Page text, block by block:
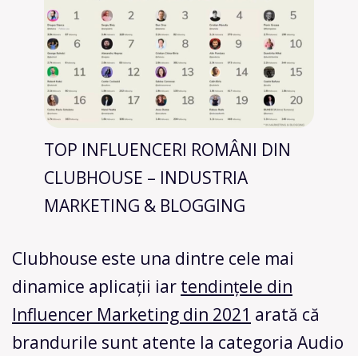
TOP INFLUENCERI ROMÂNI DIN
CLUBHOUSE – INDUSTRIA
MARKETING & BLOGGING
Clubhouse este una dintre cele mai
dinamice aplicații iar tendințele din
Influencer Marketing din 2021 arată că
brandurile sunt atente la categoria Audio